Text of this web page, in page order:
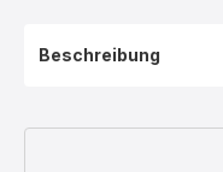
Beschreibung